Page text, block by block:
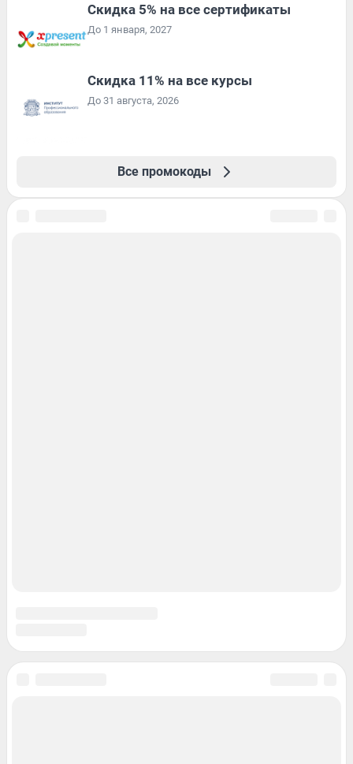
Скидка 5% на все сертификаты
До 1 января, 2027
Скидка 11% на все курсы
До 31 августа, 2026
Все промокоды